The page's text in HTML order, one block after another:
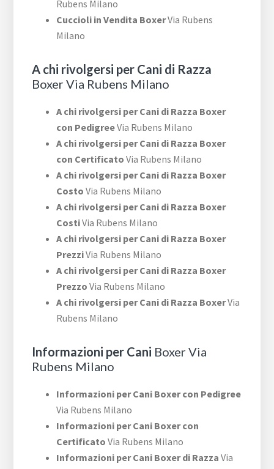
Rubens Milano
Cuccioli in Vendita BoxerVia Rubens
Milano
A chi rivolgersi per Cani di Razza
Boxer Via Rubens Milano
A chi rivolgersi per Cani di Razza Boxer
con PedigreeVia Rubens Milano
A chi rivolgersi per Cani di Razza Boxer
con Certificato Via Rubens Milano
A chi rivolgersi per Cani di Razza Boxer
Costo Via Rubens Milano
A chi rivolgersi per Cani di Razza Boxer
CostiVia Rubens Milano
A chi rivolgersi per Cani di Razza Boxer
PrezziVia Rubens Milano
A chi rivolgersi per Cani di Razza Boxer
Prezzo Via Rubens Milano
A chi rivolgersi per Cani di Razza BoxerVia
Rubens Milano
Informazioni per Cani Boxer Via
Rubens Milano
Informazioni per Cani Boxer con Pedigree
Via Rubens Milano
Informazioni per Cani Boxer con
Certificato Via Rubens Milano
Informazioni per Cani Boxer di Razza Via